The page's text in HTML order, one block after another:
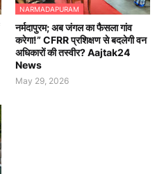
NARMADAPURAM
नर्मदापुरम; अब जंगल का फैसला गांव
करेगा!” CFRR प्रशिक्षण से बदलेगी वन
अधिकारों की तस्वीर? Aajtak24
News
May 29, 2026